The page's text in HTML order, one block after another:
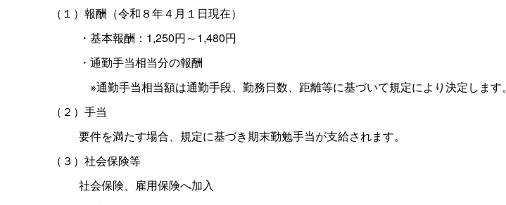
（１）報酬（令和８年４月１日現在）
・基本報酬：1,250円～1,480円
・通勤手当相当分の報酬
※通勤手当相当額は通勤手段、勤務日数、距離等に基づいて規定により決定します。
（２）手当
要件を満たす場合、規定に基づき期末勤勉手当が支給されます。
（３）社会保険等
社会保険、雇用保険へ加入